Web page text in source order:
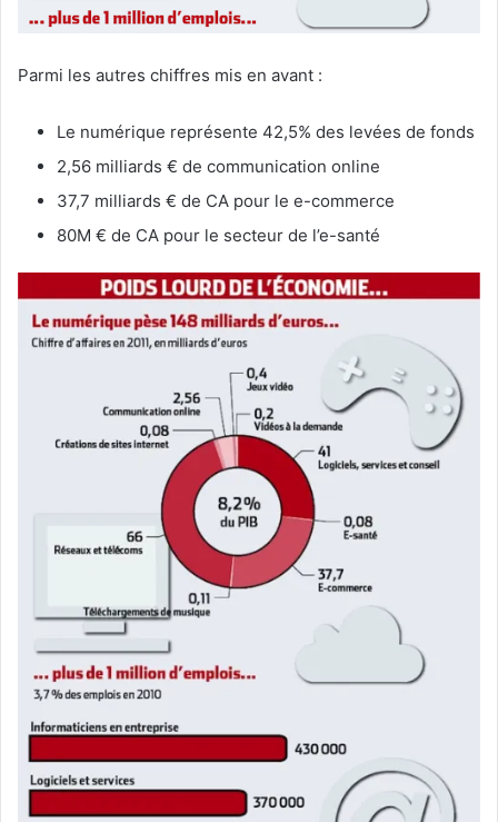
Parmi les autres chiffres mis en avant :
Le numérique représente 42,5% des levées de fonds
2,56 milliards € de communication online
37,7 milliards € de CA pour le e-commerce
80M € de CA pour le secteur de l’e-santé